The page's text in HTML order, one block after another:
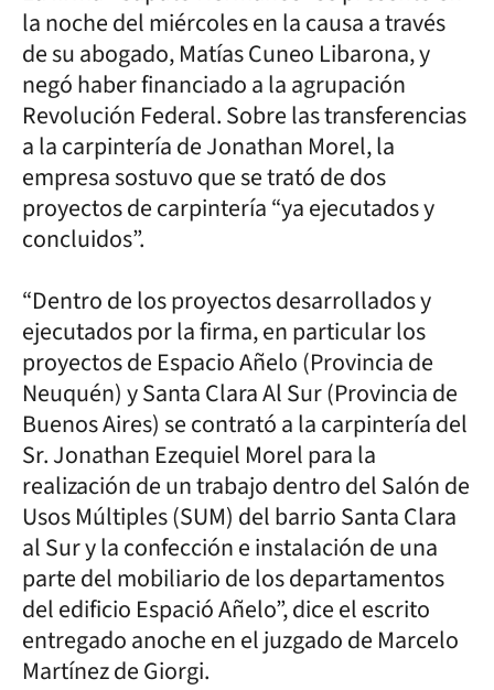
la noche del miércoles en la causa a través
de su abogado, Matías Cuneo Libarona, y
negó haber financiado a la agrupación
Revolución Federal. Sobre las transferencias
a la carpintería de Jonathan Morel, la
empresa sostuvo que se trató de dos
proyectos de carpintería “ya ejecutados y
concluidos”.
“Dentro de los proyectos desarrollados y
ejecutados por la firma, en particular los
proyectos de Espacio Añelo (Provincia de
Neuquén) y Santa Clara Al Sur (Provincia de
Buenos Aires) se contrató a la carpintería del
Sr. Jonathan Ezequiel Morel para la
realización de un trabajo dentro del Salón de
Usos Múltiples (SUM) del barrio Santa Clara
al Sur y la confección e instalación de una
parte del mobiliario de los departamentos
del edificio Espació Añelo”, dice el escrito
entregado anoche en el juzgado de Marcelo
Martínez de Giorgi.